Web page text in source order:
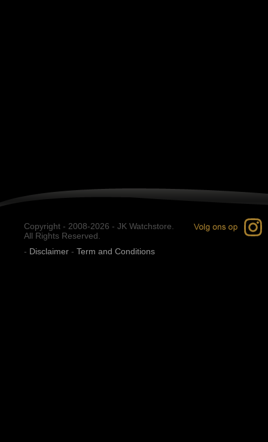
Copyright - 2008-2026 - JK Watchstore.
All Rights Reserved.
- Disclaimer - Term and Conditions